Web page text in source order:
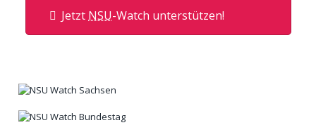
Jetzt NSU-Watch unterstützen!